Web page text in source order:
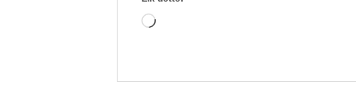
Laster